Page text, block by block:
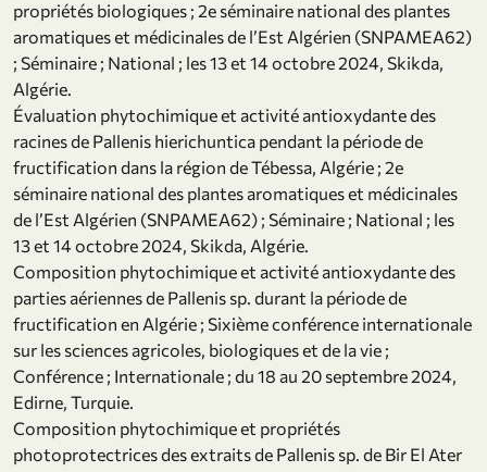
propriétés biologiques ; 2e séminaire national des plantes
aromatiques et médicinales de l’Est Algérien (SNPAMEA62)
; Séminaire ; National ; les 13 et 14 octobre 2024, Skikda,
Algérie.
Évaluation phytochimique et activité antioxydante des
racines de Pallenis hierichuntica pendant la période de
fructification dans la région de Tébessa, Algérie ; 2e
séminaire national des plantes aromatiques et médicinales
de l’Est Algérien (SNPAMEA62) ; Séminaire ; National ; les
13 et 14 octobre 2024, Skikda, Algérie.
Composition phytochimique et activité antioxydante des
parties aériennes de Pallenis sp. durant la période de
fructification en Algérie ; Sixième conférence internationale
sur les sciences agricoles, biologiques et de la vie ;
Conférence ; Internationale ; du 18 au 20 septembre 2024,
Edirne, Turquie.
Composition phytochimique et propriétés
photoprotectrices des extraits de Pallenis sp. de Bir El Ater